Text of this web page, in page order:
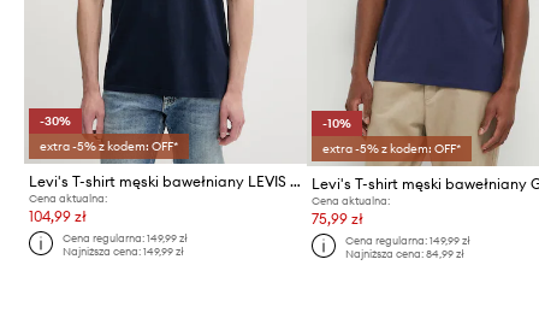
-30%
extra -5% z kodem: OFF*
Levi's T-shirt męski bawełniany LEVIS ORIGINAL TEE
Cena aktualna:
104,99 zł
Cena regularna:149,99 zł
Najniższa cena:149,99 zł
-10%
extra -5% z kodem: OFF*
Cena aktualna:
75,99 zł
Cena regularna: 149,99 zł
Najniższa cena: 84,99 zł